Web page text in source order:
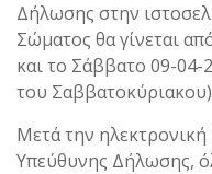
Δήλωσης στην
Σώματος θα γίνεται
και το Σάββατο 09-
του
Μετά την
Υπεύθυνης Δήλωσης,